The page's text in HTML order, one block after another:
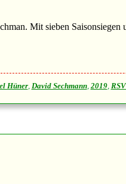
Mit sieben
Hüner, David Sechmann, 2019,